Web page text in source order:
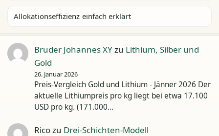
Allokationseffizienz einfach erklärt
Bruder Johannes XYzu Lithium, Silber und
Gold
26. Januar 2026
Preis-Vergleich Gold und Lithium - Jänner 2026 Der
aktuelle Lithiumpreis pro kg liegt bei etwa 17.100
USD pro kg. (171.000…
Ricozu Drei-Schichten-Modell